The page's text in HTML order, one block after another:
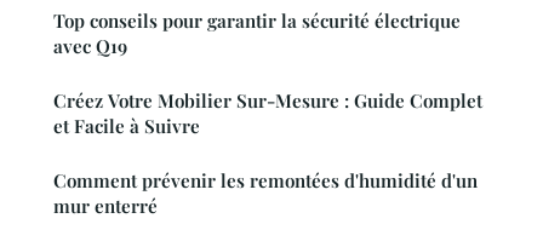
Top conseils pour garantir la sécurité électrique
avec Q19
Créez Votre Mobilier Sur-Mesure : Guide Complet
et Facile à Suivre
Comment prévenir les remontées d'humidité d'un
mur enterré